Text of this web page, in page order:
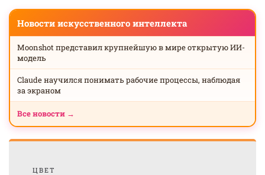
Новости искусственного интеллекта
Moonshot представил крупнейшую в мире открытую ИИ-
модель
Claude научился понимать рабочие процессы, наблюдая
за экраном
Все новости →
ЦВЕТ